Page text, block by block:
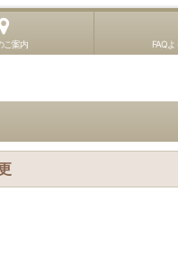
ご案内 FAQ